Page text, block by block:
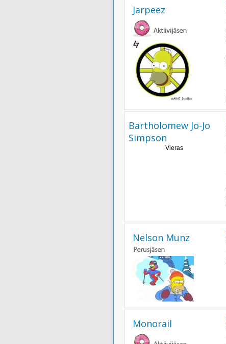
Jarpeez
Bartholomew Jo-Jo
Simpson
Vieras
Nelson Munz
Monorail